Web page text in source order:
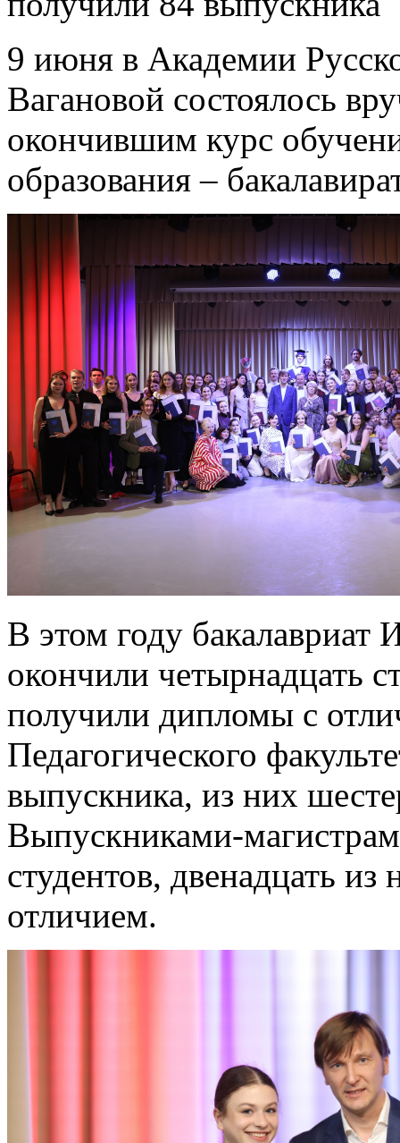
9 июня в Академии
Вагановой состоялось
окончившим курс
образования –
В этом году бакалавриат
окончили четырнадцать
получили дипломы с
Педагогического
выпускника, из них
Выпускниками-
студентов, двенадцать
отличием.